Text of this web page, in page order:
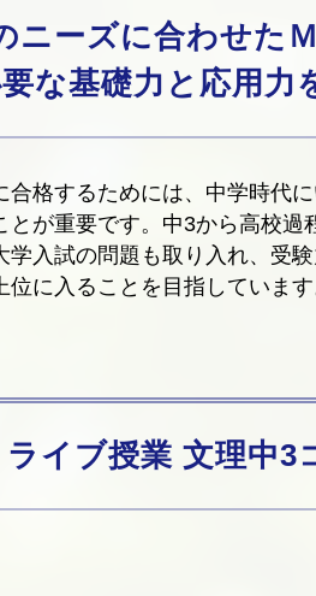
ニーズに合わせたＭ
な基礎力と応用力
合格するためには、中学時代
とが重要です。中3から高校過
学入試の問題も取り入れ、受
に入ることを目指しています
ライブ授業 文理中3